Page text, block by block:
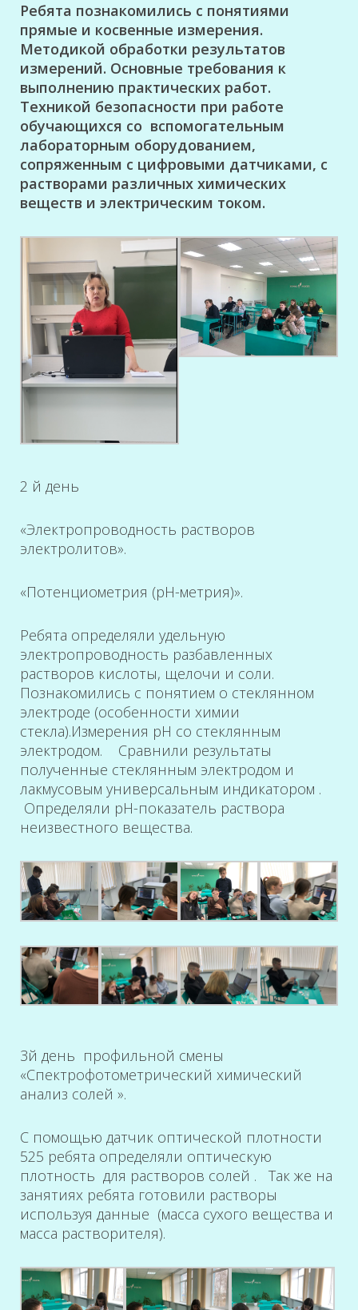
Ребята познакомились с понятиями
прямые и косвенные измерения.
Методикой обработки результатов
измерений. Основные требования к
выполнению практических работ.
Техникой безопасности при работе
обучающихся со вспомогательным
лабораторным оборудованием,
сопряженным с цифровыми датчиками, с
растворами различных химических
веществ и электрическим током.
2 й день
«Электропроводность растворов
электролитов».
«Потенциометрия (рН-метрия)».
Ребята определяли удельную
электропроводность разбавленных
растворов кислоты, щелочи и соли.
Познакомились с понятием о стеклянном
электроде (особенности химии
стекла).Измерения рН со стеклянным
электродом. Сравнили результаты
полученные стеклянным электродом и
лакмусовым универсальным индикатором .
Определяли рН-показатель раствора
неизвестного вещества.
3й день профильной смены
«Спектрофотометрический химический
анализ солей ».
С помощью датчик оптической плотности
525 ребята определяли оптическую
плотность для растворов солей . Так же на
занятиях ребята готовили растворы
используя данные (масса сухого вещества и
масса растворителя).